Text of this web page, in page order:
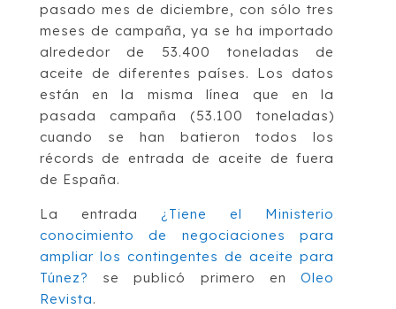
pasado mes de diciembre, con sólo tres
meses de campaña, ya se ha importado
alrededor de 53.400 toneladas de
aceite de diferentes países. Los datos
están en la misma línea que en la
pasada campaña (53.100 toneladas)
cuando se han batieron todos los
récords de entrada de aceite de fuera
de España.
La entrada ¿Tiene el Ministerio
conocimiento de negociaciones para
ampliar los contingentes de aceite para
Túnez? se publicó primero enOleo
Revista.